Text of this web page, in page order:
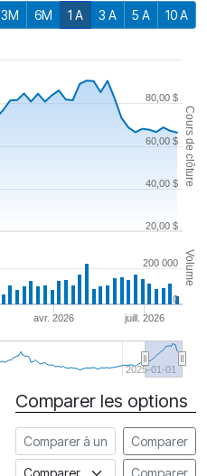
3M 6M 1 A 3 A 5 A 10 A
Cours de clôture
Volume
avr. 2026 juill. 2026
2025-01-01
20,00 $
40,00 $
60,00 $
80,00 $
0
200 000
Comparer les options
Comparer à une autre action
Comparer
Comparer à un indiceComparer